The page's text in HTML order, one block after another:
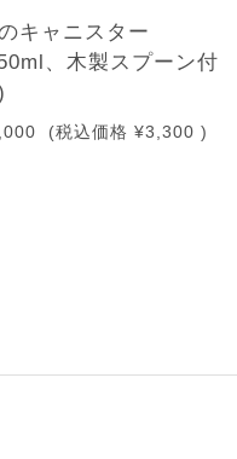
キャニスター
、木製スプーン付
(税込価格 ¥3,300 )